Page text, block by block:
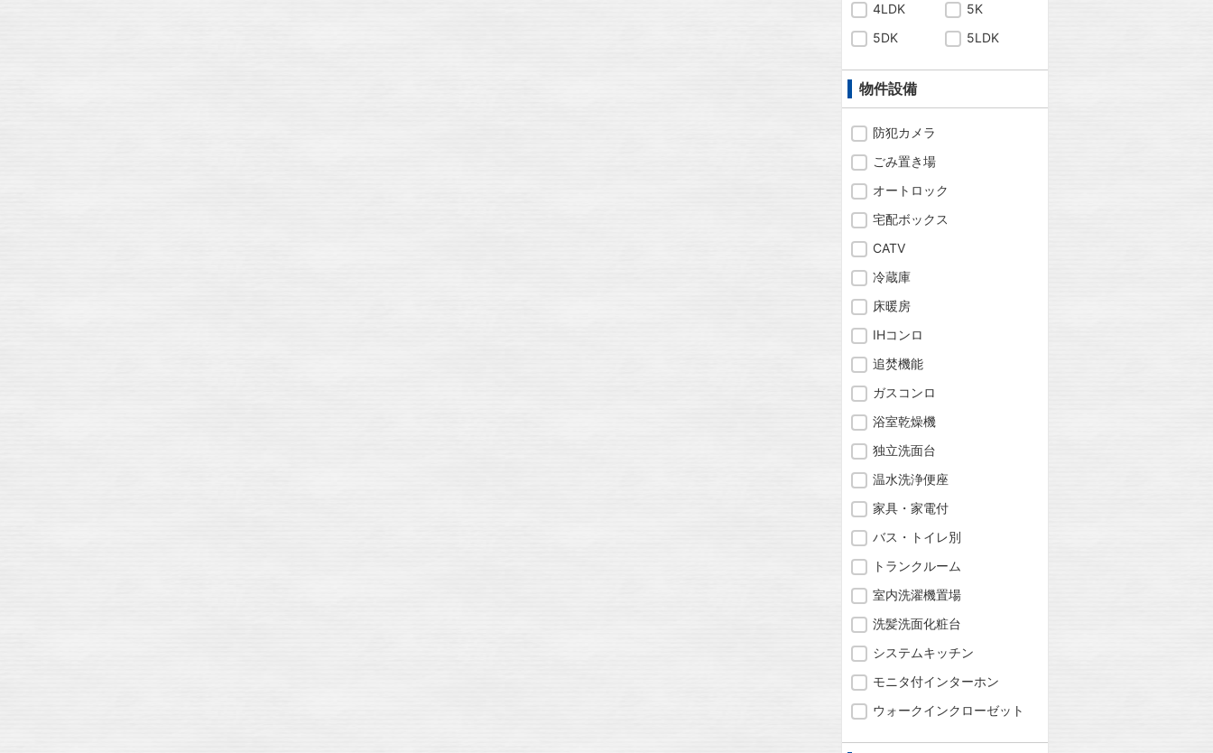
4LDK
5K
5DK
5LDK
物件設備
防犯カメラ
ごみ置き場
オートロック
宅配ボックス
CATV
冷蔵庫
床暖房
IHコンロ
追焚機能
ガスコンロ
浴室乾燥機
独立洗面台
温水洗浄便座
家具・家電付
バス・トイレ別
トランクルーム
室内洗濯機置場
洗髪洗面化粧台
システムキッチン
モニタ付インターホン
ウォークインクローゼット